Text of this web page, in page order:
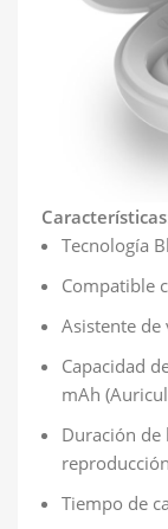
Tecnología
Compatible
Asistente de
Capacidad
mAh
Duración de
Tiempo de